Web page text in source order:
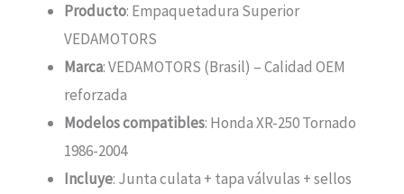
Producto: Empaquetadura Superior
VEDAMOTORS
Marca: VEDAMOTORS (Brasil) – Calidad OEM
reforzada
Modelos compatibles: Honda XR-250 Tornado
1986-2004
Incluye: Junta culata + tapa válvulas + sellos